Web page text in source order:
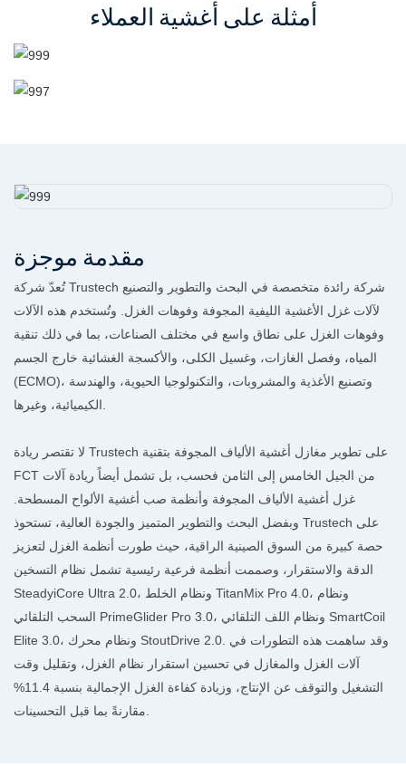
أمثلة على أغشية العملاء
مقدمة موجزة
تُعدّ شركة Trustech شركة رائدة متخصصة في البحث والتطوير والتصنيع
لآلات غزل الأغشية الليفية المجوفة وفوهات الغزل. وتُستخدم هذه الآلات
وفوهات الغزل على نطاق واسع في مختلف الصناعات، بما في ذلك تنقية
المياه، وفصل الغازات، وغسيل الكلى، والأكسجة الغشائية خارج الجسم
(ECMO)، وتصنيع الأغذية والمشروبات، والتكنولوجيا الحيوية، والهندسة
لا تقتصر ريادة Trustech على تطوير مغازل أغشية الألياف المجوفة بتقنية
FCT من الجيل الخامس إلى الثامن فحسب، بل تشمل أيضاً ريادة آلات
غزل أغشية الألياف المجوفة وأنظمة صب أغشية الألواح المسطحة.
وبفضل البحث والتطوير المتميز والجودة العالية، تستحوذ Trustech على
حصة كبيرة من السوق الصينية الراقية، حيث طورت أنظمة الغزل لتعزيز
الدقة والاستقرار، وصممت أنظمة فرعية رئيسية تشمل نظام التسخين
SteadyiCore Ultra 2.0، ونظام الخلط TitanMix Pro 4.0، ونظام
السحب التلقائي PrimeGlider Pro 3.0، ونظام اللف التلقائي SmartCoil
Elite 3.0، ونظام محرك StoutDrive 2.0. وقد ساهمت هذه التطورات في
آلات الغزل والمغازل في تحسين استقرار نظام الغزل، وتقليل وقت
التشغيل والتوقف عن الإنتاج، وزيادة كفاءة الغزل الإجمالية بنسبة 11.4%